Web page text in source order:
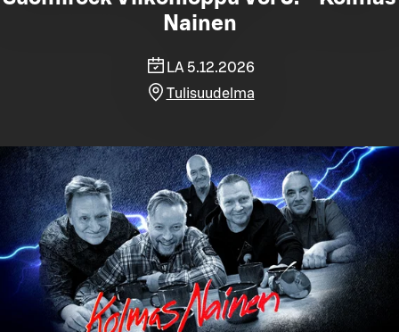
Nainen
LA 5.12.2026
Tulisuudelma